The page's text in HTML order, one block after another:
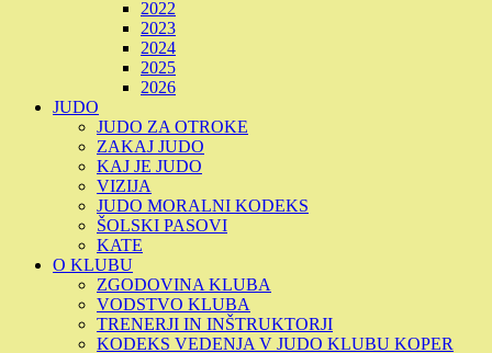
2022
2023
2024
2025
2026
JUDO
JUDO ZA OTROKE
ZAKAJ JUDO
KAJ JE JUDO
VIZIJA
JUDO MORALNI KODEKS
ŠOLSKI PASOVI
KATE
O KLUBU
ZGODOVINA KLUBA
VODSTVO KLUBA
TRENERJI IN INŠTRUKTORJI
KODEKS VEDENJA V JUDO KLUBU KOPER